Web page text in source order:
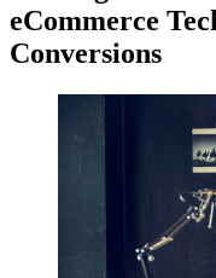
eCommerce
Conversions